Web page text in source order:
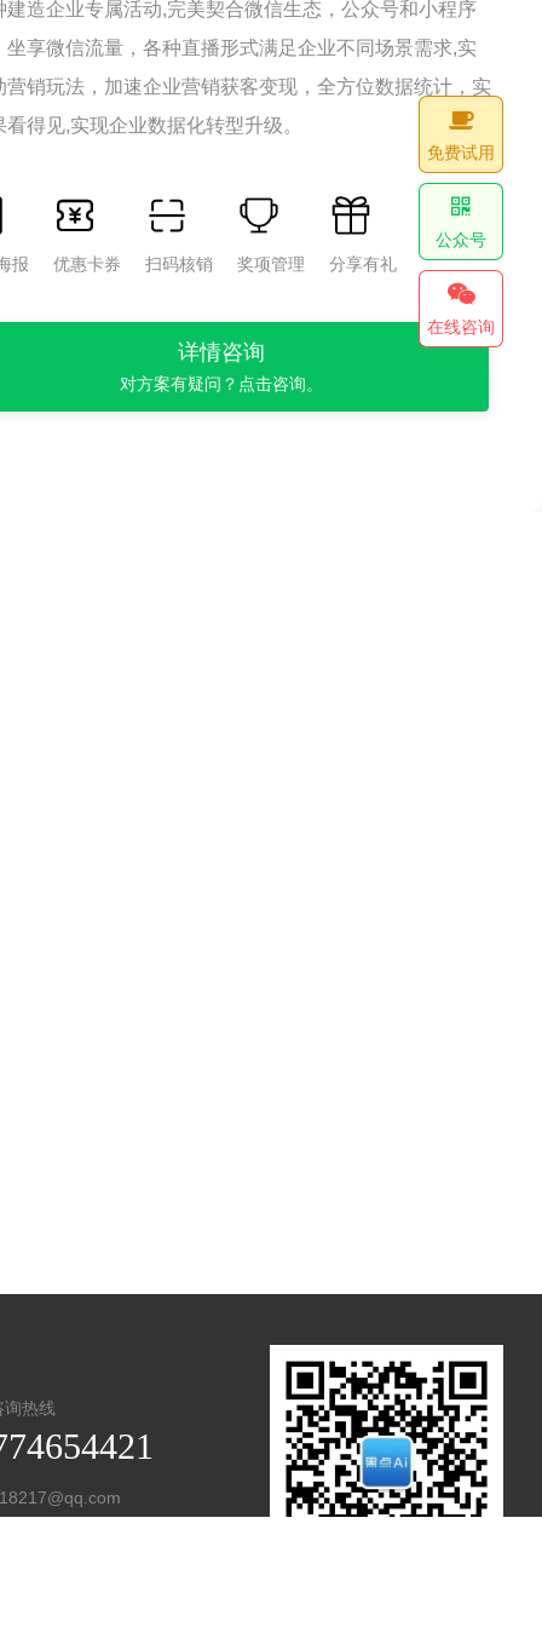
建造企业专属活动,完美契合微信生态，公众号和小程序
坐享微信流量，各种直播形式满足企业不同场景需求,实
营销玩法，加速企业营销获客变现，全方位数据统计，实
看得见,实现企业数据化转型升级。
报 优惠卡券 扫码核销 奖项管理 分享有礼
详情咨询
对方案有疑问？点击咨询。
询热线
免费试用
公众号
在线咨询